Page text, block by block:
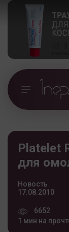
Platelet
для
Новость
17.08.2010
6652
1 мин на